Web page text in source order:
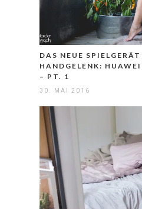
DAS NEUE
HANDGELENK:
– PT. 1
30. MAI 2016